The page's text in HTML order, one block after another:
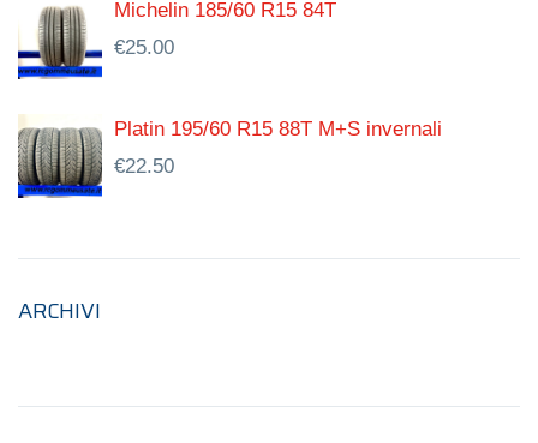
Michelin 185/60 R15 84T
€25.00
Platin 195/60 R15 88T M+S invernali
€22.50
ARCHIVI